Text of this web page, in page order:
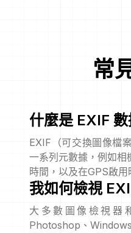
常
什麼是 EXIF 數
EXIF（可交換圖像檔
一系列元數據，例如相
時間，以及在GPS啟用
我如何檢視
大多數圖像檢視器
Photoshop、